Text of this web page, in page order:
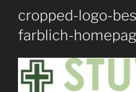
cropped-logo-
farblich-